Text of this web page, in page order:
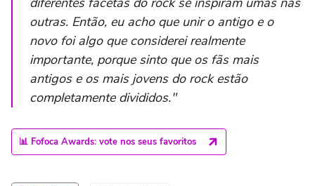
outras. Então, eu acho que unir o antigo e o
novo foi algo que considerei realmente
importante, porque sinto que os fãs mais
antigos e os mais jovens do rock estão
completamente divididos."
📊 Fofoca Awards: vote nos seus favoritos